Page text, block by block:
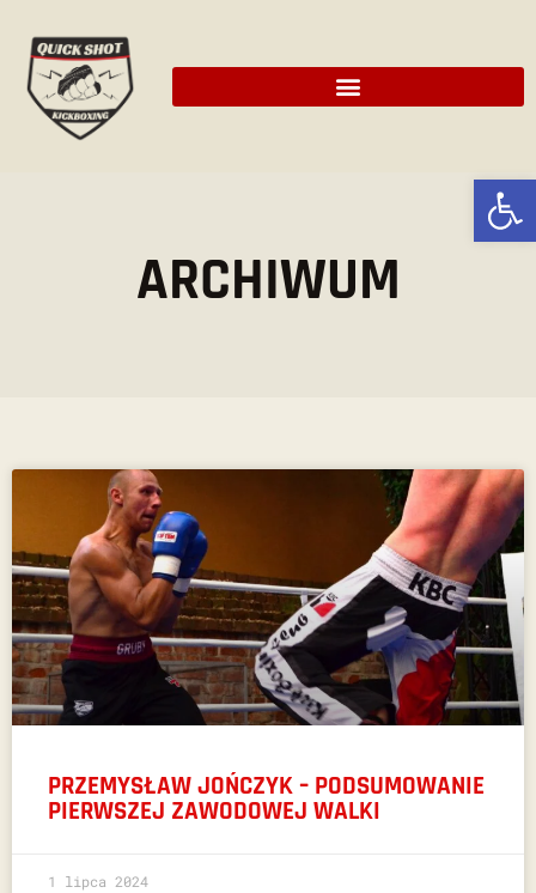
ARCHIWUM
PRZEMYSŁAW JOŃCZYK – PODSUMOWANIE
PIERWSZEJ ZAWODOWEJ WALKI
1 lipca 2024